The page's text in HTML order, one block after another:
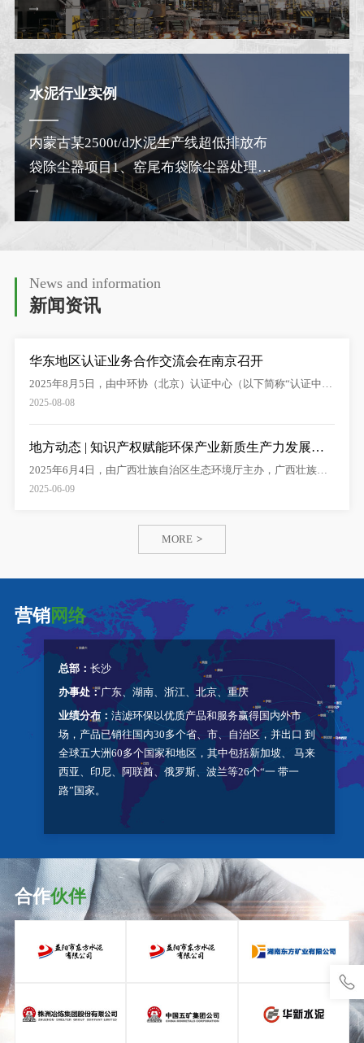
120000m³/h ，…
水泥行业实例
内蒙古某2500t/d水泥生产线超低排放布
袋除尘器项目1、窑尾布袋除尘器处理烟
气量480000m³…
News and information
新闻资讯
华东地区认证业务合作交流会在南京召开
2025年8月5日，由中环协（北京）认证中心（以下简称“认证中
心”）举办的华东地区…
2025-08-08
地方动态 | 知识产权赋能环保产业新质生产力发展研…
2025年6月4日，由广西壮族自治区生态环境厅主办，广西壮族自
治区环境保护产业协会…
2025-06-09
MORE >
营销网络
总部： 长沙
办事处：广东、湖南、浙江、北京、重庆
业绩分布： 洁滤环保以优质产品和服务赢得国内外市
场，产品已销往国内30多个省、市、自治区，并出口 到
全球五大洲60多个国家和地区，其中包括新加坡、 马来
西亚、印尼、阿联酋、俄罗斯、波兰等26个“一 带一
路”国家。
合作伙伴